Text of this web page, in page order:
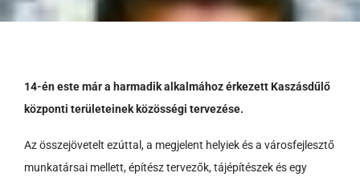
14-én este már a harmadik alkalmához érkezett Kaszásdűlő
központi területeinek közösségi tervezése.
Az összejövetelt ezúttal, a megjelent helyiek és a városfejlesztő
munkatársai mellett, építész tervezők, tájépítészek és egy